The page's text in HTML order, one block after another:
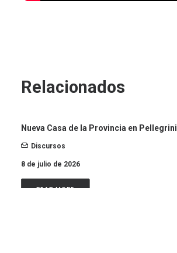
Relacionados
Nueva Casa de la Provincia en Pellegrini
Discursos
8 de julio de 2026
READ MORE